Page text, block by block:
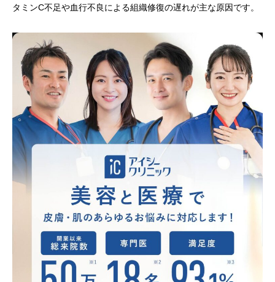
タミンC不足や血行不良による組織修復の遅れが主な原因です。